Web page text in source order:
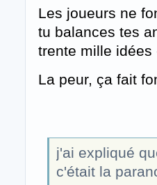
Les joueurs ne
tu balances tes
trente mille
La peur, ça fait
j'ai expliqué
c'était la